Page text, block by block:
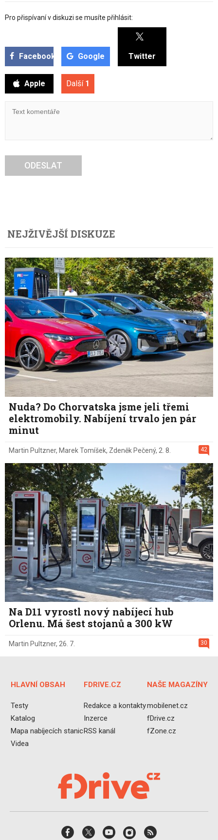
Pro přispívaní v diskuzi se musíte přihlásit:
Facebook Google Twitter
Apple Další 1
ODESLAT
NEJŽIVĚJŠÍ DISKUZE
Nuda? Do Chorvatska jsme jeli třemi
elektromobily. Nabíjení trvalo jen pár
minut
42
Martin Pultzner, Marek Tomíšek, Zdeněk Pečený, 2. 8.
Na D11 vyrostl nový nabíjecí hub
Orlenu. Má šest stojanů a 300 kW
30
Martin Pultzner, 26. 7.
HLAVNÍ OBSAH
Testy
Katalog
Mapa nabíjecích stanic
Videa
FDRIVE.CZ
Redakce a kontakty
Inzerce
RSS kanál
NAŠE MAGAZÍNY
mobilenet.cz
fDrive.cz
fZone.cz